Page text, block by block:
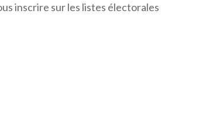
inscrire sur les listes électorales